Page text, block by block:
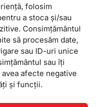
folosim
a stoca și/sau
Consimțământul
să procesăm date,
sau ID-uri unice
sau îți
afecte negative
și funcții.